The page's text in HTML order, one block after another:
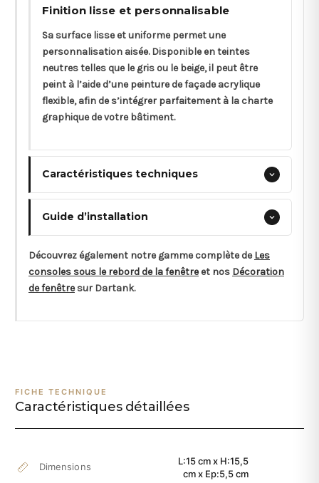
Finition lisse et personnalisable
Sa surface lisse et uniforme permet une
personnalisation aisée. Disponible en teintes
neutres telles que le gris ou le beige, il peut être
peint à l’aide d’une peinture de façade acrylique
flexible, afin de s’intégrer parfaitement à la charte
graphique de votre bâtiment.
Caractéristiques techniques
Guide d’installation
Découvrez également notre gamme complète deLes
consoles sous le rebord de la fenêtreet nos Décoration
de fenêtresur Dartank.
FICHE TECHNIQUE
Caractéristiques détaillées
Dimensions
L:15 cm x H:15,5
cm x Ep:5,5 cm